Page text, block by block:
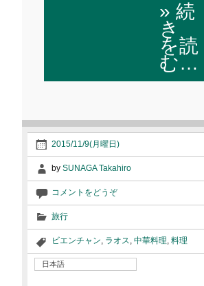
» 続
き
を読
む…
2015/11/9(月曜日)
by SUNAGA Takahiro
コメントをどうぞ
旅行
ビエンチャン, ラオス, 中華料理, 料理
日本語